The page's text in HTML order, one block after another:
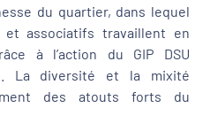
du quartier, dans lequel
associatifs travaillent en
à l’action du GIP DSU
La diversité et la mixité
des atouts forts du